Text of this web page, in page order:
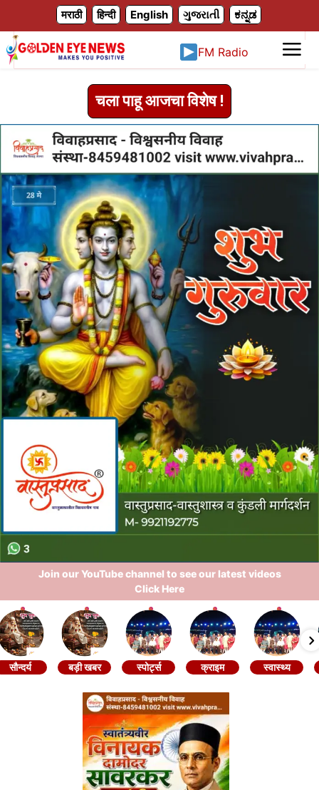
मराठी हिन्दी English ગુજરાતી ಕನ್ನಡ
FM Radio
चला पाहू आजचा विशेष !
Join our YouTube channel to see our latest videos
Click Here
सौन्दर्य बड़ी खबर स्पोर्ट्स क्राइम स्वास्थ्य